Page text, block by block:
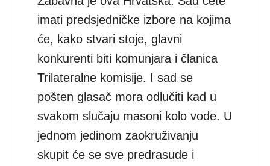
imati predsjedničke izbore na kojima
će, kako stvari stoje, glavni
konkurenti biti komunjara i članica
Trilateralne komisije. I sad se
pošten glasač mora odlučiti kad u
svakom slučaju masoni kolo vode. U
jednom jedinom zaokruživanju
skupit će se sve predrasude i